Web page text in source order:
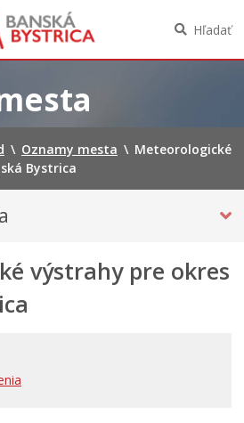
Hľadať
\ Oznamy mesta \ Meteorologické
Bystrica
výstrahy pre okres